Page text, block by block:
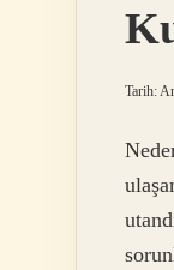
Tarih: